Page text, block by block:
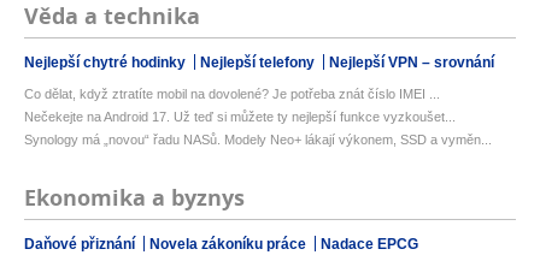
Věda a technika
Nejlepší chytré hodinky Nejlepší telefony Nejlepší VPN – srovnání
Co dělat, když ztratíte mobil na dovolené? Je potřeba znát číslo IMEI ...
Nečekejte na Android 17. Už teď si můžete ty nejlepší funkce vyzkoušet...
Synology má „novou“ řadu NASů. Modely Neo+ lákají výkonem, SSD a vyměn...
Ekonomika a byznys
Daňové přiznání Novela zákoníku práce Nadace EPCG